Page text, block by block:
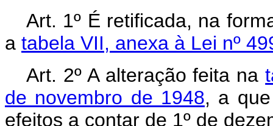
Art. 1º É retificada, na
a tabela VII, anexa à Lei nº
Art. 2º A alteração feita na
de novembro de 1948, a
efeitos a contar de 1º de